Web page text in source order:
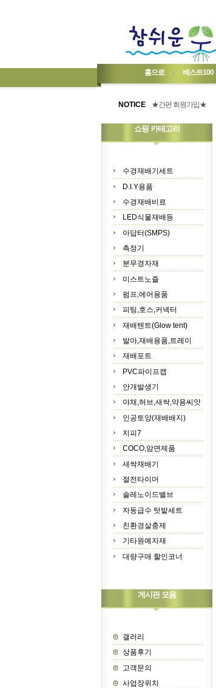
홈으로 베스트100
NOTICE
★기업회원가입 방법..
★간편 회원가입★
쇼핑 카테고리
수경재배기세트
D.I.Y용품
수경재배비료
LED식물재배등
아답터(SMPS)
측정기
분무경자재
미스트노즐
펌프,에어용품
피팅,호스,커넥터
재배텐트(Glow tent)
발아,재배용품,트레이
재배포트
PVC파이프캡
안개발생기
야채,허브,새싹,약용씨앗
인공토양(재배배지)
지피7
COCO,암면제품
새싹재배기
절전타이머
솔레노이드밸브
자동급수 텃밭세트
친환경살충제
기타원예자재
대량구매 할인코너
게시판 모음
갤러리
상품후기
고객문의
사업장위치